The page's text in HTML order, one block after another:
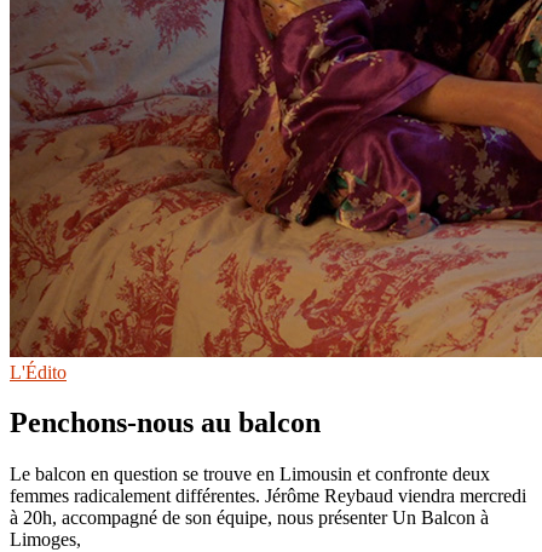
L'Édito
Penchons-nous au balcon
Le balcon en question se trouve en Limousin et confronte deux
femmes radicalement différentes. Jérôme Reybaud viendra mercredi
à 20h, accompagné de son équipe, nous présenter Un Balcon à
Limoges,